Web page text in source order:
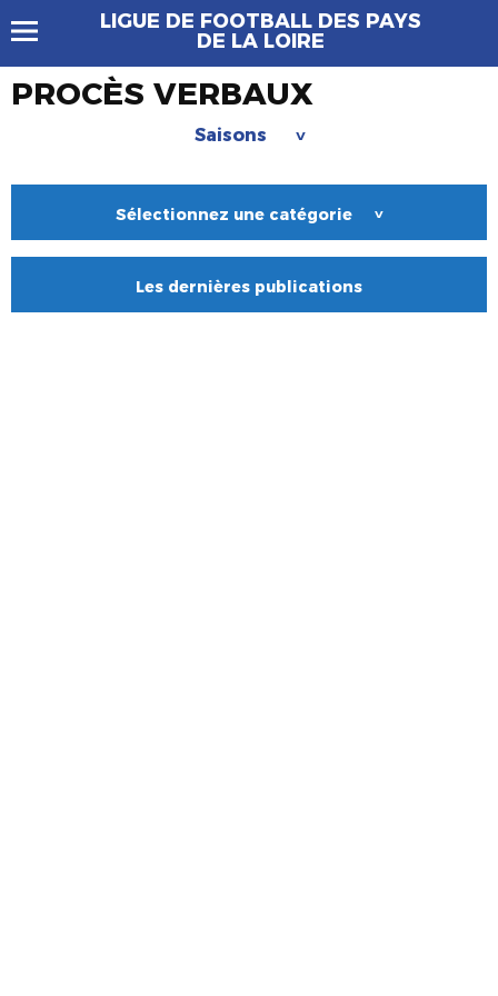
LIGUE DE FOOTBALL DES PAYS
DE LA LOIRE
PROCÈS VERBAUX
Saisons >
Sélectionnez une catégorie >
Les dernières publications